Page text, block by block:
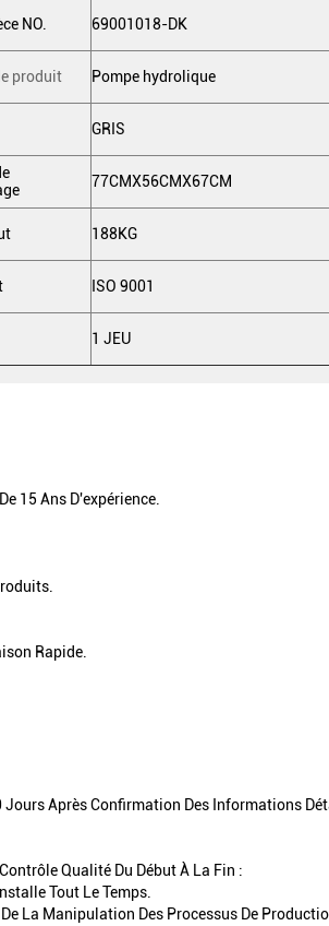
NO. 69001018-DK
produit Pompe hydrolique
GRIS
77CMX56CMX67CM
188KG
ISO 9001
1 JEU
15 Ans D'expérience.
Rapide.
Après Confirmation Des Informations
Qualité Du Début À La Fin :
Tout Le Temps.
La Manipulation Des Processus De